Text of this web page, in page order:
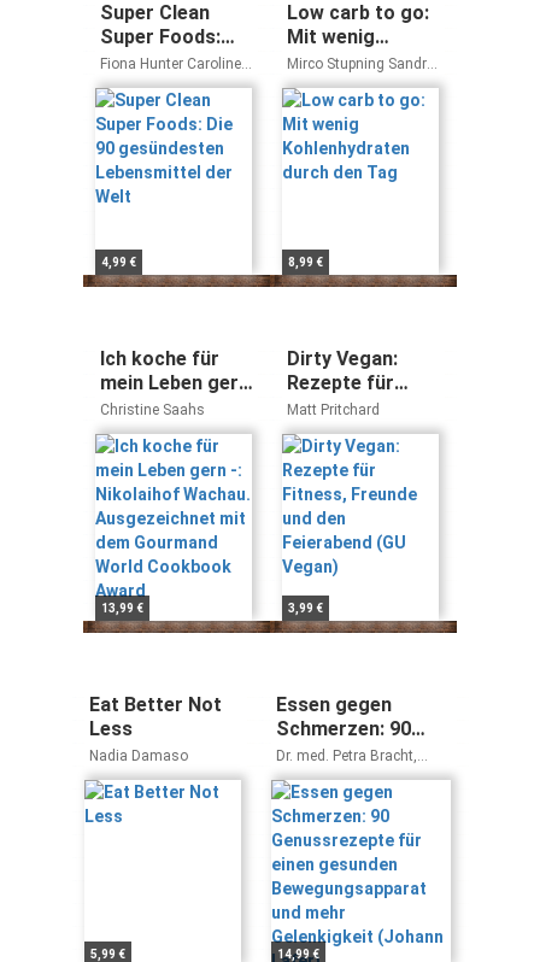
Super Clean
Super Foods:
Die 90
gesündesten
Lebensmittel
der Welt
Fiona Hunter Caroline
Bretherton
4,99 €
Low carb to go:
Mit wenig
Kohlenhydraten
durch den Tag
Mirco Stupning Sandra
Stupning
8,99 €
Ich koche für
mein Leben gern
-: Nikolaihof
Wachau.
Ausgezeichnet
mit dem
Gourmand World
Cookbook
Award
Christine Saahs
13,99 €
Dirty Vegan:
Rezepte für
Fitness, Freunde
und den
Feierabend (GU
Vegan)
Matt Pritchard
3,99 €
Eat Better Not
Less
Nadia Damaso
5,99 €
Essen gegen
Schmerzen: 90
Genussrezepte für
einen gesunden
Bewegungsapparat
und mehr
Gelenkigkeit
(Johann Lafer)
Dr. med. Petra Bracht,
Johann Lafer, Roland
Liebscher-Bracht
14,99 €